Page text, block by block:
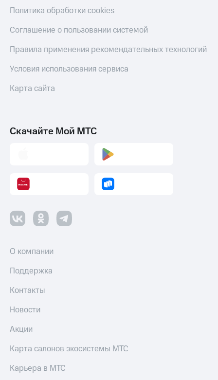
Политика обработки cookies
Соглашение о пользовании системой
Правила применения рекомендательных технологий
Условия использования сервиса
Карта сайта
Скачайте Мой МТС
О компании
Поддержка
Контакты
Новости
Акции
Карта салонов экосистемы МТС
Карьера в МТС